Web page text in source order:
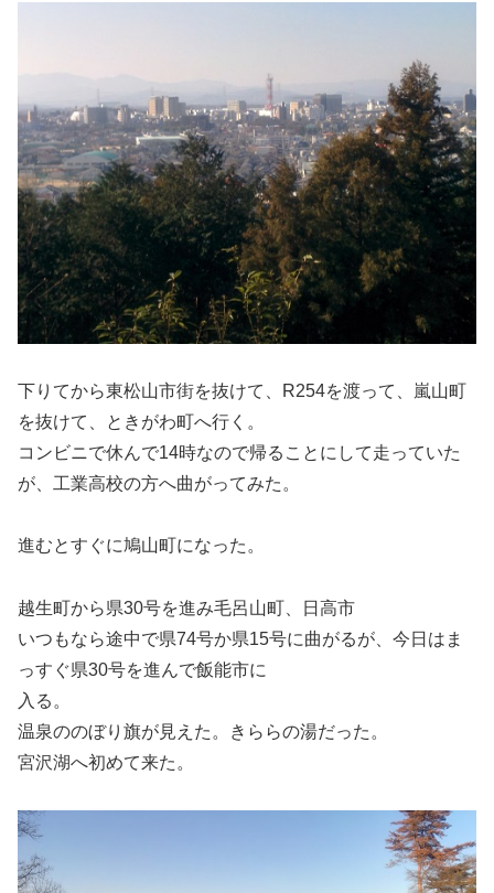
下りてから東松山市街を抜けて、R254を渡って、嵐山町
を抜けて、ときがわ町へ行く。
コンビニで休んで14時なので帰ることにして走っていた
が、工業高校の方へ曲がってみた。
進むとすぐに鳩山町になった。
越生町から県30号を進み毛呂山町、日高市
いつもなら途中で県74号か県15号に曲がるが、今日はま
っすぐ県30号を進んで飯能市に
入る。
温泉ののぼり旗が見えた。きららの湯だった。
宮沢湖へ初めて来た。